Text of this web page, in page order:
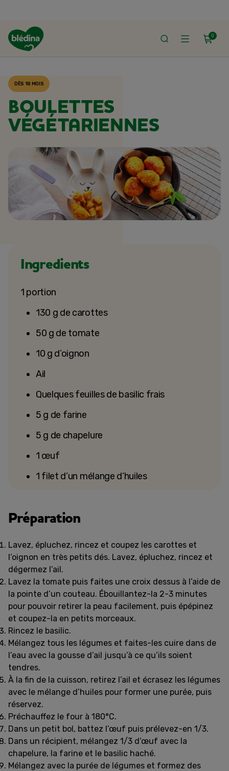
0
ACCUEIL
DÈS 18 MOIS
BOULETTES
VÉGÉTARIENNES
Ingredients
1 portion
130 g de carottes
50 g de tomate
10 g d’oignon
Ail
Quelques feuilles de basilic frais
5 g de farine
5 g de chapelure
1 œuf
1 filet d’un mélange d’huiles
Préparation
Lavez, épluchez, rincez et coupez les carottes et
l’oignon en très petits dés. Lavez, épluchez, rincez et
dégermez l’ail.
Lavez la tomate puis faites une croix dessus à l’aide de
la pointe d’un couteau. Ébouillantez-la 2-3 minutes
pour pouvoir retirer la peau facilement, puis épépinez
et coupez-la en petits morceaux.
Rincez le basilic.
Mélangez tous les légumes et faites-les cuire dans de
l’eau avec la gousse d’ail jusqu’à ce qu’ils soient
tendres.
À la fin de la cuisson, retirez l’ail et écrasez les légumes
avec le mélange d’huiles pour former une purée, puis
réservez.
Préchauffez le four à 180°C.
Dans un petit bol, battez l’œuf puis prélevez-en 1/3.
Dans un récipient, mélangez 1/3 d’œuf avec la
chapelure, la farine et le basilic haché.
Mélangez avec la purée de légumes et formez des